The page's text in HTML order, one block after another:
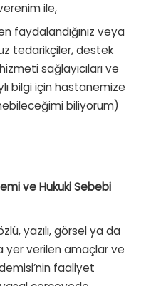
ile,
faydalandığınız veya
tedarikçiler, destek
sağlayıcıları ve
bilgi için hastanemize
biliyorum)
ve Hukuki Sebebi
yazılı, görsel ya da
yer verilen amaçlar ve
faaliyet